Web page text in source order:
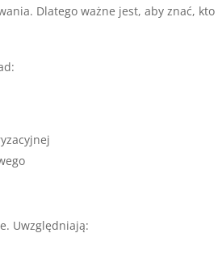
Dlatego ważne jest, aby znać,
Uwzględniają: